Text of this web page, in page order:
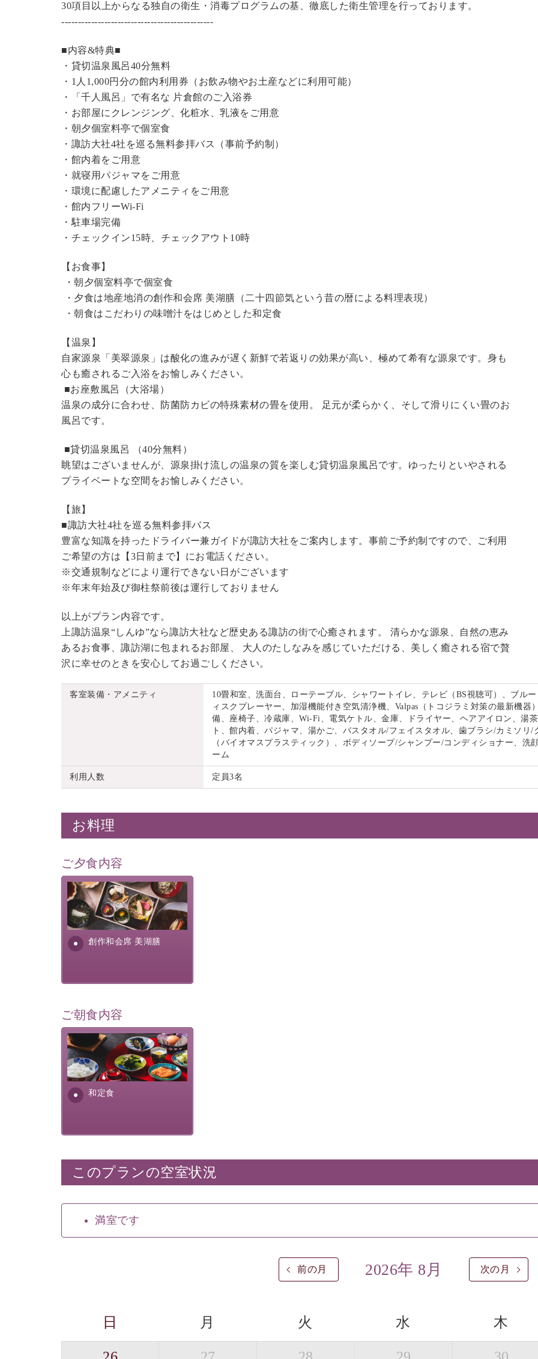
30項目以上からなる独自の衛生・消毒プログラムの基、徹底した衛生管理を行っております。
----------------------------------------------
■内容&特典■
・ 貸切温泉風呂40分無料
・1人1,000円分の館内利用券（お飲み物やお土産などに利用可能）
・「千人風呂」で有名な 片倉館のご入浴券
・お部屋にクレンジング、化粧水、乳液をご用意
・朝夕個室料亭で個室食
・諏訪大社4社を巡る無料参拝バス（事前予約制）
・館内着をご用意
・就寝用パジャマをご用意
・環境に配慮したアメニティをご用意
・館内フリーWi-Fi
・駐車場完備
・チェックイン15時、チェックアウト10時
【お食事】
・朝夕個室料亭で個室食
・夕食は地産地消の創作和会席 美湖膳（二十四節気という昔の暦による料理表現）
・朝食はこだわりの味噌汁をはじめとした和定食
【温泉】
自家源泉「美翠源泉」は酸化の進みが遅く新鮮で若返りの効果が高い、極めて希有な源泉です。身も
心も癒されるご入浴をお愉しみください。
■お座敷風呂（大浴場）
温泉の成分に合わせ、防菌防カビの特殊素材の畳を使用。 足元が柔らかく、そして滑りにくい畳のお
風呂です。
■貸切温泉風呂 （40分無料）
眺望はございませんが、源泉掛け流しの温泉の質を楽しむ貸切温泉風呂です。ゆったりといやされる
プライベートな空間をお愉しみください。
【旅】
■諏訪大社4社を巡る無料参拝バス
豊富な知識を持ったドライバー兼ガイドが諏訪大社をご案内します。 事前ご予約制ですので、ご利用
ご希望の方は【3日前まで】にお電話ください。
※交通規制などにより運行できない日がございます
※年末年始及び御柱祭前後は運行しておりません
以上がプラン内容です。
上諏訪温泉“しんゆ”なら諏訪大社など歴史ある諏訪の街で心癒されます。 清らかな源泉、自然の恵み
あるお食事、諏訪湖に包まれるお部屋、 大人のたしなみを感じていただける、美しく癒される宿で贅
沢に幸せのときを安心してお過ごしください。
客室装備・アメニティ
10畳和室、洗面台、ローテーブル、シャワートイレ、テレビ（BS視聴可）、ブル
ィスクプレーヤー、加湿機能付き空気清浄機、Valpas（トコジラミ対策の最新機器
備、座椅子、冷蔵庫、Wi-Fi、電気ケトル、金庫、ドライヤー、ヘアアイロン、湯
ト、館内着、パジャマ、湯かご、バスタオル/フェイスタオル、歯ブラシ/カミソリ/
（バイオマスプラスティック）、ボディソープ/シャンプー/コンディショナー、洗
ーム
利用人数 定員3名
お料理
ご夕食内容
創作和会席 美湖膳
美湖膳とは諏訪の地で特別を
提供する為に料理長・神原 裕
明が考え出した創作和会席で
す。美しい諏訪湖の幸...
ご朝食内容
和定食
さっぱりとした和食膳に使わ
れる食材は、諏訪の名産品を
ふんだんに取り入れ、安心・
安全を心掛けた長野県産...
このプランの空室状況
満室です
前の月 2026年 8月 次の月
日 月 火 水 木